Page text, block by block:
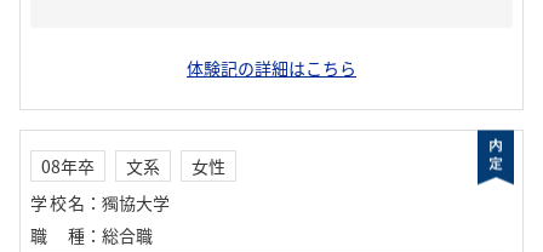
体験記の詳細はこちら
08年卒 文系
女性
学校名 ： 獨協大学
職種 ： 総合職